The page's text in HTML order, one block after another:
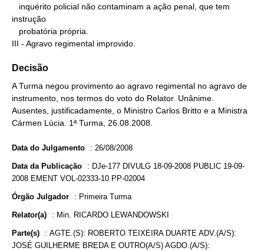
instrução
III - Agravo regimental improvido.
Decisão
A Turma negou provimento ao agravo regimental no agravo de
instrumento, nos termos do voto do Relator. Unânime.
Ausentes, justificadamente, o Ministro Carlos Britto e a Ministra
Cármen Lúcia. 1ª Turma, 26.08.2008.
Data do Julgamento : 26/08/2008
Data da Publicação : DJe-177 DIVULG 18-09-2008 PUBLIC 19-09-
2008 EMENT VOL-02333-10 PP-02004
Órgão Julgador : Primeira Turma
Relator(a) : Min. RICARDO LEWANDOWSKI
Parte(s) : AGTE.(S): ROBERTO TEIXEIRA DUARTE ADV.(A/S):
JOSÉ GUILHERME BREDA E OUTRO(A/S) AGDO.(A/S):